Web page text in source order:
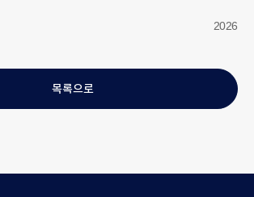
2026-
목록으로